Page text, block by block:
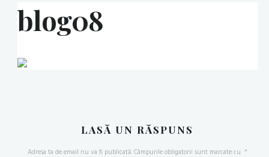
blog08
LASĂ UN RĂSPUNS
Adresa ta de email nu va fi publicată.Câmpurile obligatorii sunt marcate cu *